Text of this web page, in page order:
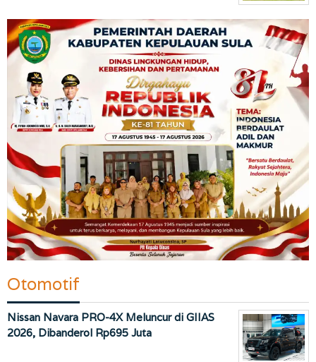
Otomotif
Nissan Navara PRO-4X Meluncur di GIIAS
2026, Dibanderol Rp695 Juta